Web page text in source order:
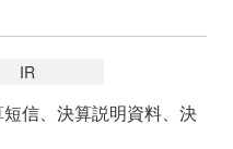
資料ダウンロード
IR
信、決算説明資料、決